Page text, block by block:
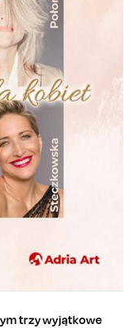
trzy wyjątkowe